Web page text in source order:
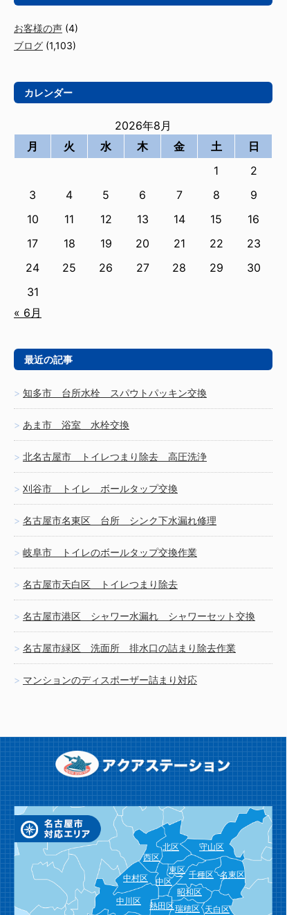
お客様の声 (4)
ブログ (1,103)
カレンダー
2026年8月
月
火 水 木 金 土
日
1
2
3
4 5 6 7 8
9
10
11 12 13 14 15
16
17
18 19 20 21 22
23
24
25 26 27 28 29
30
31
« 6月
最近の記事
知多市 台所水栓 スパウトパッキン交換
あま市 浴室 水栓交換
北名古屋市 トイレつまり除去 高圧洗浄
刈谷市 トイレ ボールタップ交換
名古屋市名東区 台所 シンク下水漏れ修理
岐阜市 トイレのボールタップ交換作業
名古屋市天白区 トイレつまり除去
名古屋市港区 シャワー水漏れ シャワーセット交換
名古屋市緑区 洗面所 排水口の詰まり除去作業
マンションのディスポーザー詰まり対応
北区
西区
守山区
東区 名東区
千種区
中区
中村区
昭和区
天白区
瑞穂区
熱田区
中川区